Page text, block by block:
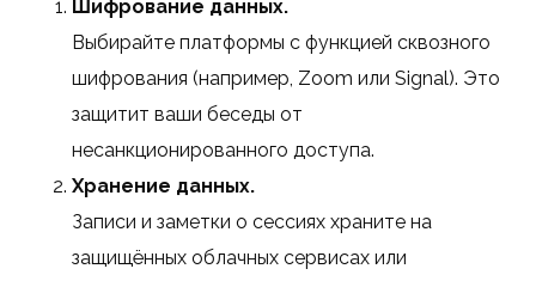
Шифрование данных.
Выбирайте платформы с функцией сквозного
шифрования (например, Zoom или Signal). Это
защитит ваши беседы от
несанкционированного доступа.
Хранение данных.
Записи и заметки о сессиях храните на
защищённых облачных сервисах или